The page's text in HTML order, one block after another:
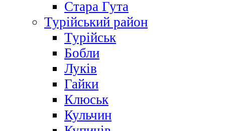
Стара Гута
Турійський район
Турійськ
Бобли
Луків
Гайки
Клюськ
Кульчин